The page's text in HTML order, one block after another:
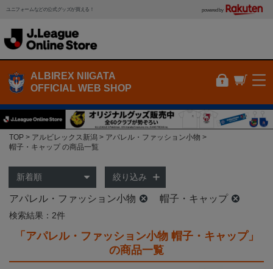
ユニフォームなどの公式グッズが買える！ powered by
ALBIREX NIIGATA
OFFICIAL WEB SHOP
TOP アルビレックス新潟
アパレル・ファッション小物
帽子・キャップ の商品一覧
絞り込み
アパレル・ファッション小物 帽子・キャップ
検索結果：2件
「アパレル・ファッション小物 帽子・キャップ」
の商品一覧